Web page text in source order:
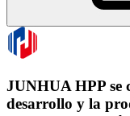
JUNHUA HPP se
desarrollo y la